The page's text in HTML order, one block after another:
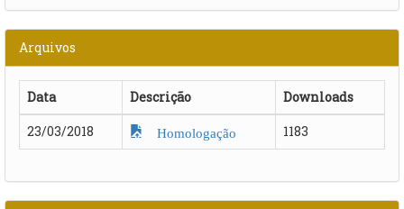
Arquivos
Data Descrição
Downloads
23/03/2018
Homologação 1183